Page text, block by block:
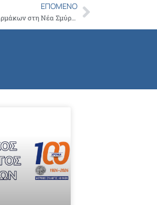
ΕΠΌΜΕΝΟ
30 μεγάλες σακούλες με φάρμακα ο απολογισμός της σημερινής συλλογής φαρμάκων στη Νέα Σμύρνη για το Ιατρείο Κοινωνικής αποστολήςNext